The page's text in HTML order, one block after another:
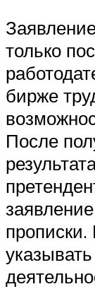
только
бирже
После